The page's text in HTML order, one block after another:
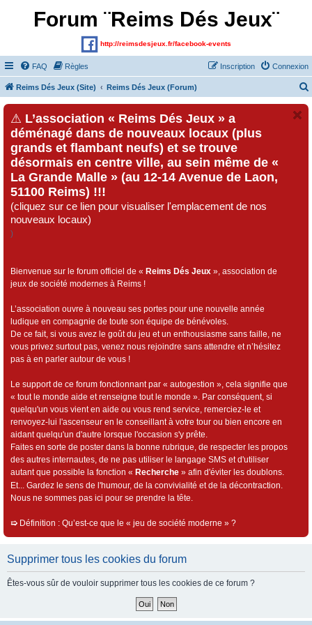
Forum ¨Reims Dés Jeux¨
http://reimsdesjeux.fr/facebook-events
FAQ Règles Connexion
Inscription
Reims Dés Jeux (Site) Reims Dés Jeux (Forum)
⚠ L’association « Reims Dés Jeux » a
déménagé dans de nouveaux locaux (plus
grands et flambant neufs) et se trouve
désormais en centre ville, au sein même de «
La Grande Malle » (au 12-14 Avenue de Laon,
51100 Reims) !!!
(cliquez sur ce lien pour visualiser l'emplacement de nos
nouveaux locaux)
)
Bienvenue sur le forum officiel de « Reims Dés Jeux », association de
jeux de société modernes à Reims !
L’association ouvre à nouveau ses portes pour une nouvelle année
ludique en compagnie de toute son équipe de bénévoles.
De ce fait, si vous avez le goût du jeu et un enthousiasme sans faille, ne
vous privez surtout pas, venez nous rejoindre sans attendre et n’hésitez
pas à en parler autour de vous !
Le support de ce forum fonctionnant par « autogestion », cela signifie que
« tout le monde aide et renseigne tout le monde ». Par conséquent, si
quelqu'un vous vient en aide ou vous rend service, remerciez-le et
renvoyez-lui l'ascenseur en le conseillant à votre tour ou bien encore en
aidant quelqu'un d'autre lorsque l'occasion s'y prête.
Faites en sorte de poster dans la bonne rubrique, de respecter les propos
des autres internautes, de ne pas utiliser le langage SMS et d'utiliser
autant que possible la fonction « Recherche » afin d'éviter les doublons.
Et... Gardez le sens de l'humour, de la convivialité et de la décontraction.
Nous ne sommes pas ici pour se prendre la tête.
➯ Définition : Qu’est-ce que le « jeu de société moderne » ?
Supprimer tous les cookies du forum
Êtes-vous sûr de vouloir supprimer tous les cookies de ce forum ?